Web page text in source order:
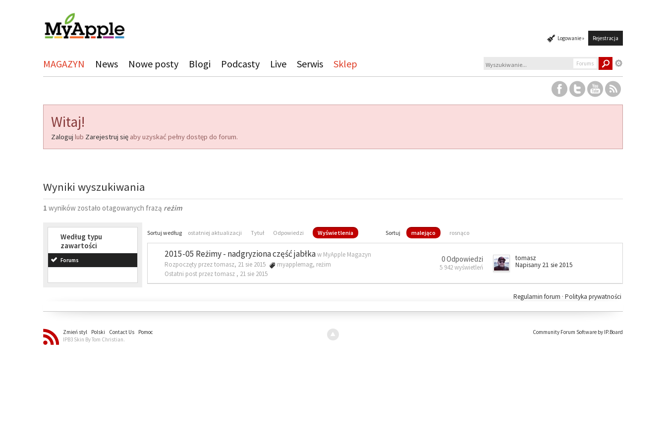
Logowanie » Rejestracja
MAGAZYN News Nowe posty Blogi Podcasty Live Serwis Sklep Forums
Witaj!
Zaloguj lub Zarejestruj się aby uzyskać pełny dostęp do forum.
Wyniki wyszukiwania
1 wyników zostało otagowanych frazą reżim
Według typu
zawartości
Forums
Sortuj według ostatniej aktualizacji Tytuł Odpowiedzi Wyświetlenia Sortuj malejąco rosnąco
2015-05 Reżimy - nadgryziona część jabłkaw MyApple Magazyn
Rozpoczęty przez tomasz, 21 sie 2015
myapplemag, reżim
Ostatni post przez tomasz , 21 sie 2015
0 Odpowiedzi
5 942 wyświetleń
tomasz
Napisany 21 sie 2015
Polityka prywatności
Regulamin forum ·
Zmień styl Polski Contact Us
Pomoc
IPB3 Skin By Tom Christian.
Community Forum Software by IP.Board